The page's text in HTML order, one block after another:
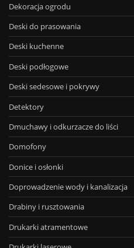
Dekoracja ogrodu
Deski do prasowania
Deski kuchenne
Deski podłogowe
Deski sedesowe i pokrywy
Detektory
Dmuchawy i odkurzacze do liści
Domofony
Donice i osłonki
Doprowadzenie wody i kanalizacja
Drabiny i rusztowania
Drukarki atramentowe